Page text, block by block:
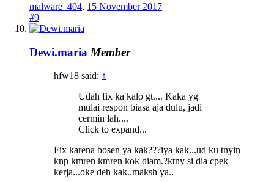
malware_404, 15 November 2017
#9
Dewi.maria Member
hfw18 said: ↑
Udah fix ka kalo gt.... Kaka yg
mulai respon biasa aja dulu, jadi
cermin lah....
Click to expand...
Fix karena bosen ya kak???iya kak...ud ku tnyin
knp kmren kmren kok diam.?ktny si dia cpek
kerja...oke deh kak..maksh ya..